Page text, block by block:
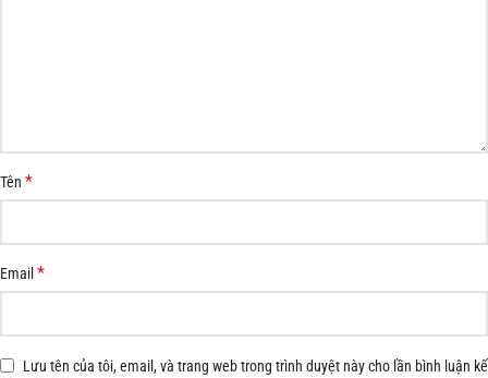
Tên *
Email*
Lưu tên của tôi, email, và trang web trong trình duyệt này cho lần bình luận kế